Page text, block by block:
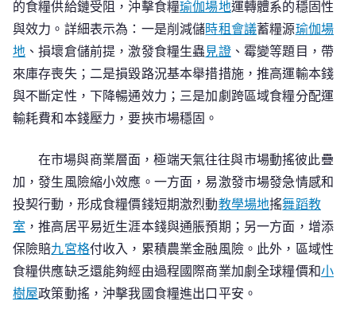
的食糧供給鏈受阻，沖擊食糧瑜伽場地運轉體系的穩固性
與效力。詳細表示為：一是削減儲時租會議蓄糧源瑜伽場
地 、損壞倉儲前提，激發食糧生蟲 見證、霉變等題目，帶
來庫存喪失；二是損毀路況基本舉措措施，推高運輸本錢
與不斷定性，下降暢通效力；三是加劇跨區域食糧分配運
輸耗費和本錢壓力，要挾市場穩固。
在市場與商業層面，極端天氣往往與市場動搖彼此疊
加，發生風險縮小效應。一方面，易激發市場發急情感和
投契行動，形成食糧價錢短期激烈動教學場地搖舞蹈教
室 ，推高居平易近生涯本錢與通脹預期；另一方面，增添
保險賠九宮格付收入，累積農業金融風險。此外，區域性
食糧供應缺乏還能夠經由過程國際商業加劇全球糧價和小
樹屋政策動搖，沖擊我國食糧進出口平安。